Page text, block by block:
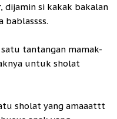
dijamin si kakak bakalan
bablassss.
tantangan mamak-
untuk sholat
sholat yang amaaattt